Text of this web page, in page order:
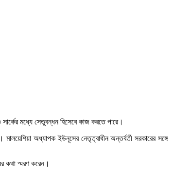
মধ্যে সেতুবন্ধন হিসেবে কাজ করতে পারে।
অধ্যাপক ইউনূসের নেতৃত্বাধীন অন্তর্বর্তী সরকারের সঙ্গে
কথা স্মরণ করেন।